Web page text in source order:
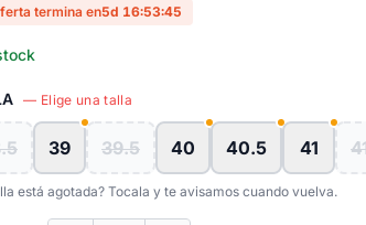
termina en5d 16:53:44
— Elige una talla
39 39.5 40 40.5 41
está agotada? Tocala y te avisamos cuando vuelva.